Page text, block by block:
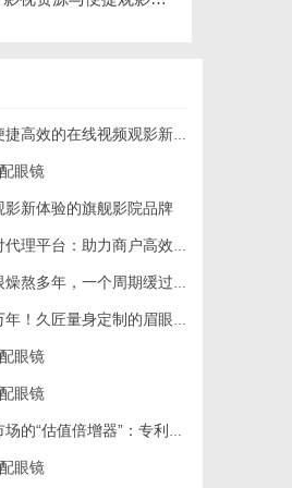
高效的在线视频观影新体验
眼镜
新体验的旗舰影院品牌
台：助力商户高效管理多渠道支付
缓过来？老中医：一张辨证方对症，身体找回津液
唇，才是你整张脸的点睛之笔！淡颜系女生的气质加分项
眼镜
眼镜
”：专利律师如何重塑硬科技企业的融资逻辑
眼镜